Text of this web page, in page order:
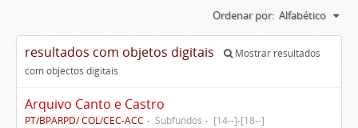
Ordenar por: Alfabético
resultados com objetos digitais
Mostrar resultados
com objectos digitais
Arquivo Canto e Castro
PT/BPARPD/ COL/CEC-ACC Subfundos [14--]-[18--]